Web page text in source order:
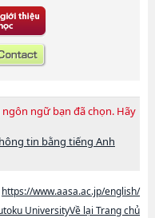
Education
(tentative translation) của
chi tiết về từng ngành học,
quan tới Aichi Shukutoku
ra còn có cả thông tin của
ngữ bạn đã chọn. Hãy
tin bằng tiếng Anh
https://www.aasa.ac.jp/english/
UniversityVề lại Trang chủ